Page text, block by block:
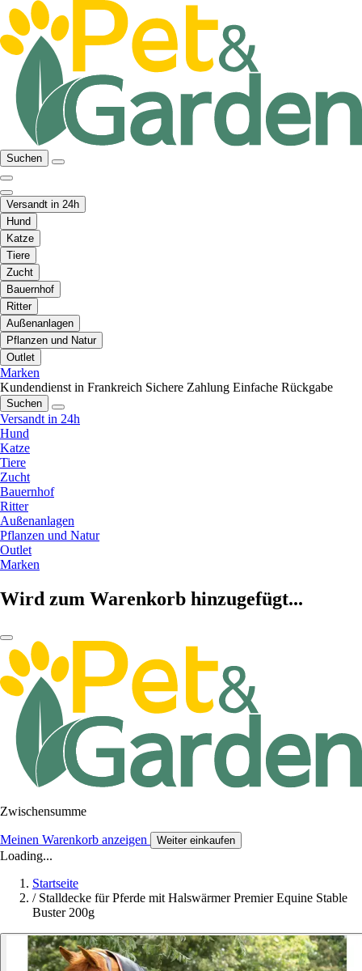
Suchen
Versandt in 24h
Hund
Katze
Tiere
Zucht
Bauernhof
Ritter
Außenanlagen
Pflanzen und Natur
Outlet
Marken
Kundendienst in Frankreich Sichere Zahlung Einfache Rückgabe
Suchen
Versandt in 24h
Hund
Katze
Tiere
Zucht
Bauernhof
Ritter
Außenanlagen
Pflanzen und Natur
Outlet
Marken
Wird zum Warenkorb hinzugefügt...
Zwischensumme
Meinen Warenkorb anzeigen Weiter einkaufen
Loading...
Startseite
/ Stalldecke für Pferde mit Halswärmer Premier Equine Stable
Buster 200g